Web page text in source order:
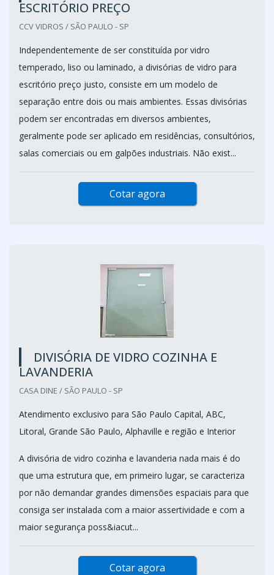
ESCRITÓRIO PREÇO
CCV VIDROS / SÃO PAULO - SP
Independentemente de ser constituída por vidro
temperado, liso ou laminado, a divisórias de vidro para
escritório preço justo, consiste em um modelo de
separação entre dois ou mais ambientes. Essas divisórias
podem ser encontradas em diversos ambientes,
geralmente pode ser aplicado em residências, consultórios,
salas comerciais ou em galpões industriais. Não exist...
Cotar agora
DIVISÓRIA DE VIDRO COZINHA E
LAVANDERIA
CASA DINE / SÃO PAULO - SP
Atendimento exclusivo para São Paulo Capital, ABC,
Litoral, Grande São Paulo, Alphaville e região e Interior
A divisória de vidro cozinha e lavanderia nada mais é do
que uma estrutura que, em primeiro lugar, se caracteriza
por não demandar grandes dimensões espaciais para que
consiga ser instalada com a maior assertividade e com a
maior segurança poss&iacut...
Cotar agora